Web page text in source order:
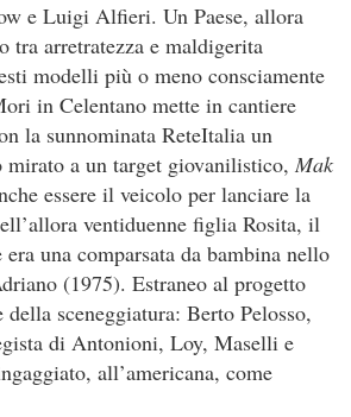
e Luigi Alfieri. Un Paese, allora
tra arretratezza e maldigerita
modelli più o meno consciamente
in Celentano mette in cantiere
la sunnominata ReteItalia un
mirato a un target giovanilistico, Mak
essere il veicolo per lanciare la
ventiduenne figlia Rosita, il
una comparsata da bambina nello
(1975). Estraneo al progetto
sceneggiatura: Berto Pelosso,
di Antonioni, Loy, Maselli e
all’americana, come